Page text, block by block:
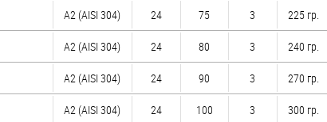
А2 (AISI 304) 24 75 3 225 гр.
А2 (AISI 304) 24 80 3 240 гр.
А2 (AISI 304) 24 90 3 270 гр.
А2 (AISI 304) 24 100 3 300 гр.